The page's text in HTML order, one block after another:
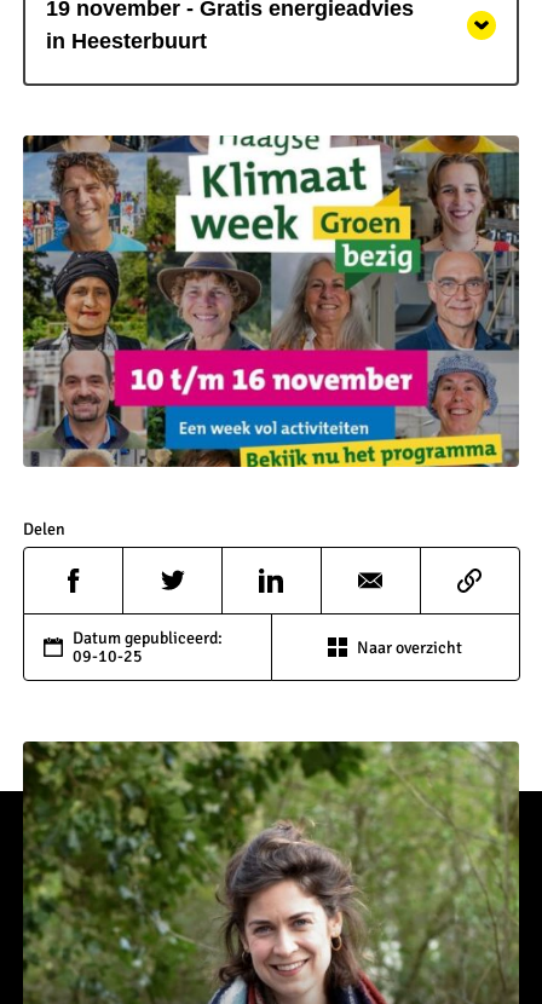
19 november - Gratis energieadvies
in Heesterbuurt
Delen
Datum gepubliceerd:
09-10-25
Naar overzicht